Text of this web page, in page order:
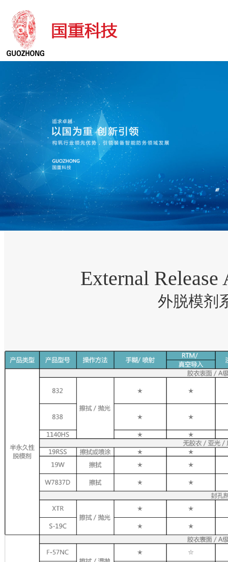
External Release
外脱模剂